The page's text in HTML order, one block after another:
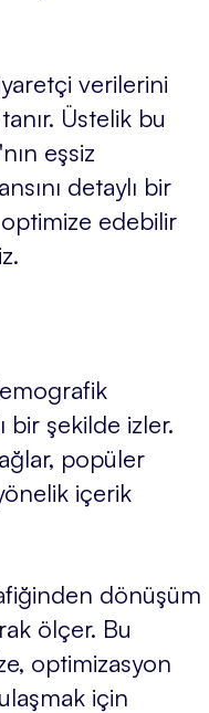
verilerini
Üstelik bu
eşsiz
detaylı bir
edebilir
bir şekilde izler.
popüler
içerik
dönüşüm
ölçer. Bu
optimizasyon
için